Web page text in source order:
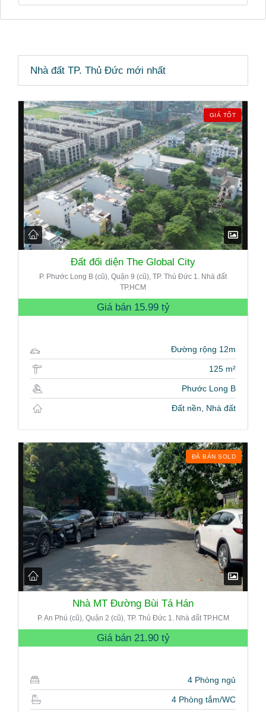
Nhà đất TP. Thủ Đức mới nhất
GIÁ TỐT
Đất đối diện The Global City
P. Phước Long B (cũ), Quận 9 (cũ), TP. Thủ Đức 1. Nhà đất
TP.HCM
Giá bán 15.99 tỷ
Đường rộng 12m
125 m²
Phước Long B
Đất nền, Nhà đất
ĐÃ BÁN SOLD
Nhà MT Đường Bùi Tá Hán
P. An Phú (cũ), Quận 2 (cũ), TP. Thủ Đức 1. Nhà đất TP.HCM
Giá bán 21.90 tỷ
4 Phòng ngủ
4 Phòng tắm/WC